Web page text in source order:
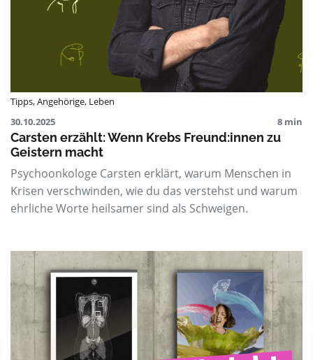
Tipps,Angehörige, Leben
30.10.2025
8 min
Carsten erzählt: Wenn Krebs Freund:innen zu
Geistern macht
Psychoonkologe Carsten erklärt, warum Menschen in
Krisen verschwinden, wie du das verstehst und warum
ehrliche Worte heilsamer sind als Schweigen.